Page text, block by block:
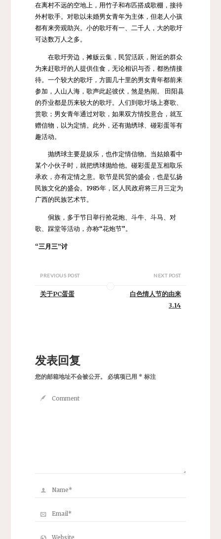
在离村不远的空地上，用竹子和布匹搭成歌棚，接待
外村歌手。对歌以未婚男女青年为主体，但老人小孩
都有来旁观助兴。小的歌圩有一、二千人，大的歌圩
可达数万人之多。
在歌圩旁边，摊贩云集，民贸活跃，附近的群众
为来赶歌圩的人提供住食，无论相识与否，都热情接
待。一个较大的歌圩，方圆几十里的男女青年都前来
参加，人山人海，歌声此起彼伏，煞是热闹。 田阳县
的乔业都是历来较大的歌圩。人们到歌圩场上赛歌、
赏歌；男女青年通过对歌，如果双方情投意合，就互
赠信物，以为定情。此外，还有抛绣球、碰彩蛋等有
趣活动。
抛绣球主要是娱乐，也作定情信物。当姑娘看中
某个小伙子时，就把绣球抛给他。碰彩蛋是互相取乐
承欢，亦有定情之意。歌节是民贸的盛会，也是弘扬
民族文化的盛会。1985年，区人民政府将三月三定为
广西的民族艺术节。
侗族，多于节日举行抢花炮、斗牛、斗马、对
歌、踩堂等活动，亦称“花炮节”。
“三月三”讨
PREVIOUS POST
关于PC蛋蛋
NEXT POST
白色情人节的由来
3.14
发表回复
您的邮箱地址不会被公开。 必填项已用 * 标注